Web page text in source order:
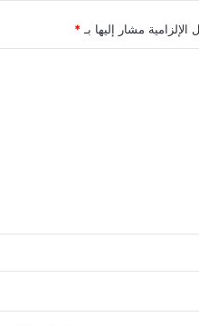
الإلزامية مشار إليها بـ *